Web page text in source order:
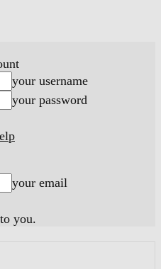
your username
your password
your email
you.